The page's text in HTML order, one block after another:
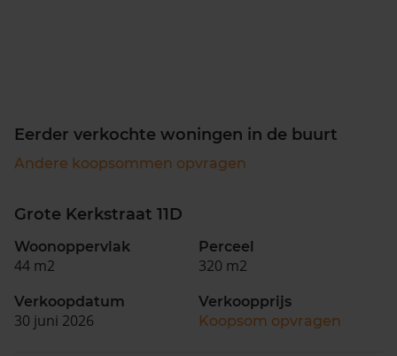
Eerder verkochte woningen in de buurt
Andere koopsommen opvragen
Grote Kerkstraat 11D
Woonoppervlak
44 m2
Perceel
320 m2
Verkoopdatum
30 juni 2026
Verkoopprijs
Koopsom opvragen